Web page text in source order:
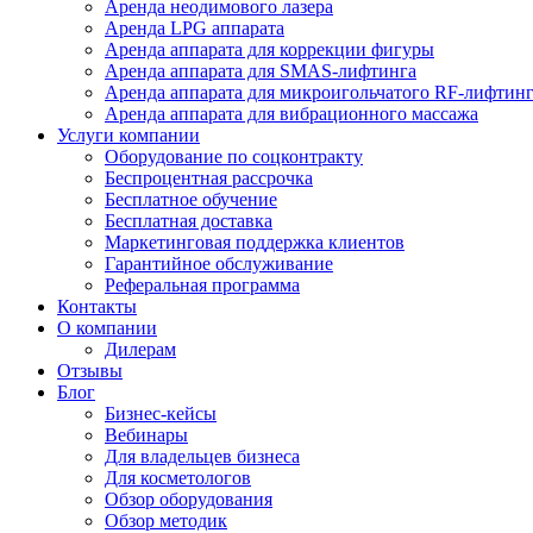
Аренда неодимового лазера
Аренда LPG аппарата
Аренда аппарата для коррекции фигуры
Аренда аппарата для SMAS-лифтинга
Аренда аппарата для микроигольчатого RF-
Аренда аппарата для вибрационного массажа
Услуги компании
Оборудование по соцконтракту
Беспроцентная рассрочка
Бесплатное обучение
Бесплатная доставка
Маркетинговая поддержка клиентов
Гарантийное обслуживание
Реферальная программа
Контакты
О компании
Дилерам
Отзывы
Блог
Бизнес-кейсы
Вебинары
Для владельцев бизнеса
Для косметологов
Обзор оборудования
Обзор методик